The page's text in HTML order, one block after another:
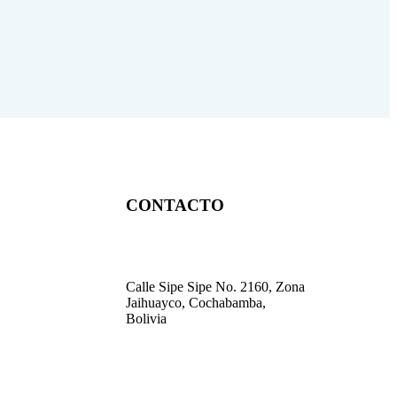
CONTACTO
Calle Sipe Sipe No. 2160, Zona
Jaihuayco, Cochabamba,
Bolivia